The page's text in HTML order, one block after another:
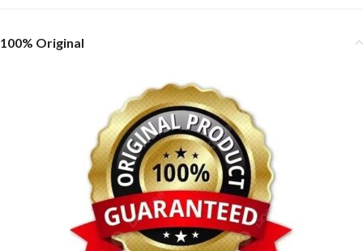
100% Original